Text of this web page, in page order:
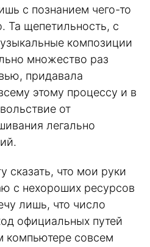
с познанием чего-то
Та щепетильность, с
композиции
множество раз
придавала
этому процессу и в
от
легально
сказать, что мои руки
с нехороших ресурсов
лишь, что число
официальных путей
совсем